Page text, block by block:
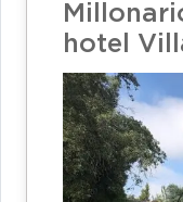
hotel